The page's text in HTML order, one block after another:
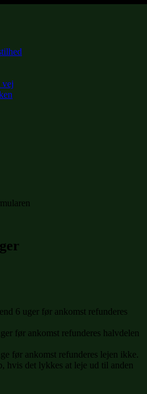
vej
6 uger før ankomst refunderes
før ankomst refunderes halvdelen
før ankomst refunderes lejen ikke.
hvis det lykkes at leje ud til anden